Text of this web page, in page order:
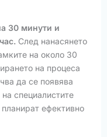
30 минути и
След нанасянето
на около 30
на процеса
да се появява
специалистите
ефективно